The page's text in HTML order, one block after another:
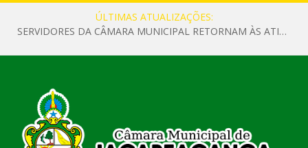
ÚLTIMAS ATUALIZAÇÕES:
SERVIDORES DA CÂMARA MUNICIPAL RETORNAM ÀS ATIVIDADES APÓS O RECESSO PARLAMENTAR